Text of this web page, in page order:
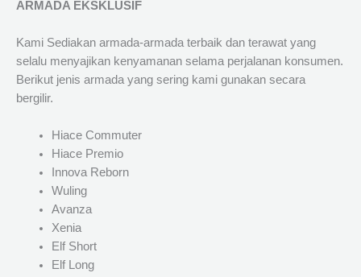
ARMADA EKSKLUSIF
Kami Sediakan armada-armada terbaik dan terawat yang
selalu menyajikan kenyamanan selama perjalanan konsumen.
Berikut jenis armada yang sering kami gunakan secara
bergilir.
Hiace Commuter
Hiace Premio
Innova Reborn
Wuling
Avanza
Xenia
Elf Short
Elf Long